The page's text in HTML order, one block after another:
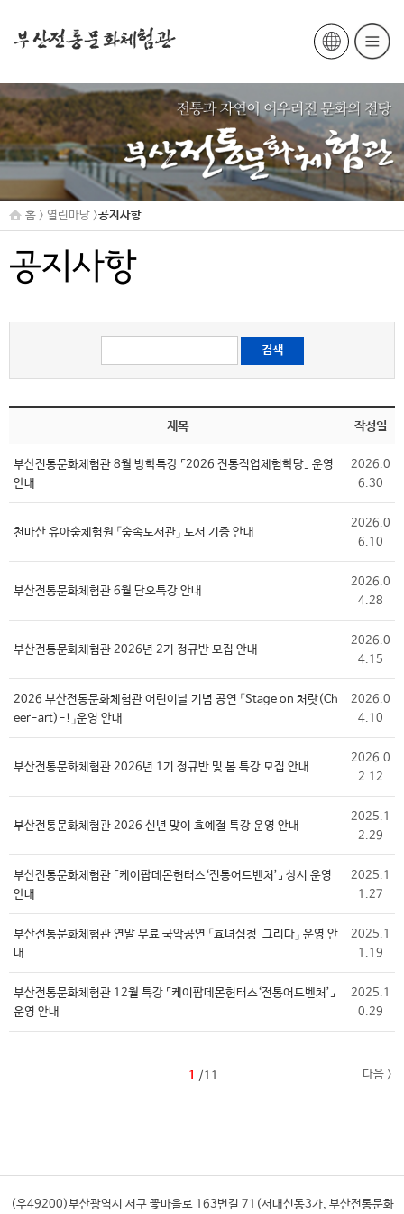
홈 > 열린마당 >공지사항
공지사항
제목 작성일
부산전통문화체험관 8월 방학특강 ⌜2026 전통직업체험학당⌟ 운영
안내
2026.0
6.30
천마산 유아숲체험원 「숲속도서관」 도서 기증 안내
2026.0
6.10
부산전통문화체험관 6월 단오특강 안내
2026.0
4.28
부산전통문화체험관 2026년 2기 정규반 모집 안내
2026.0
4.15
2026 부산전통문화체험관 어린이날 기념 공연 「Stage on 처랏(Ch
eer-art)-!」운영 안내
2026.0
4.10
부산전통문화체험관 2026년 1기 정규반 및 봄 특강 모집 안내
2026.0
2.12
부산전통문화체험관 2026 신년 맞이 효예절 특강 운영 안내
2025.1
2.29
부산전통문화체험관 ⌜케이팝데몬헌터스‘전통어드벤처’⌟ 상시 운영
안내
2025.1
1.27
부산전통문화체험관 연말 무료 국악공연 「효녀심청_그리다」 운영 안
내
2025.1
1.19
부산전통문화체험관 12월 특강 ⌜케이팝데몬헌터스‘전통어드벤처’⌟
운영 안내
2025.1
0.29
1 /11 다음 >
(우49200)부산광역시 서구 꽃마을로 163번길 71(서대신동3가, 부산전통문화